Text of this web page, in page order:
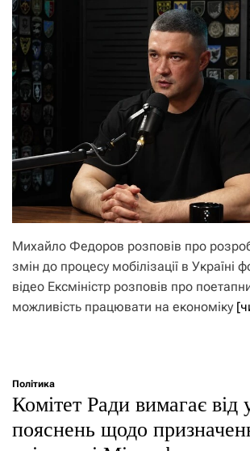
Михайло Федоров розповів про
змін до процесу мобілізації в Україні
відео Ексміністр розповів про
можливість працювати на економіку
Політика
Комітет Ради вимагає від
пояснень щодо